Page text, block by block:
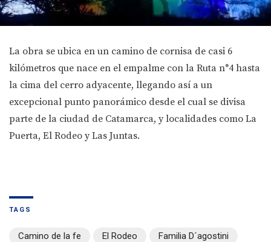
La obra se ubica en un camino de cornisa de casi 6
kilómetros que nace en el empalme con la Ruta n°4 hasta
la cima del cerro adyacente, llegando así a un
excepcional punto panorámico desde el cual se divisa
parte de la ciudad de Catamarca, y localidades como La
Puerta, El Rodeo y Las Juntas.
TAGS
Camino de la fe El Rodeo
Familia D´agostini